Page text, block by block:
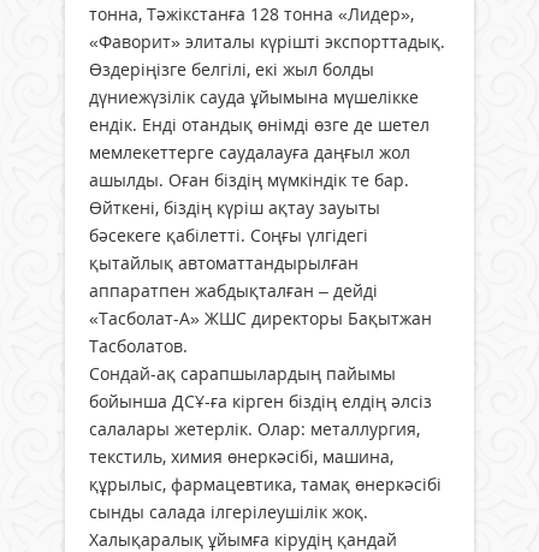
тонна, Тәжікстанға 128 тонна «Лидер»,
«Фаворит» элиталы күрішті экспорттадық.
Өздеріңізге белгілі, екі жыл болды
дүниежүзілік сауда ұйымына мүшелікке
ендік. Енді отандық өнімді өзге де шетел
мемлекеттерге саудалауға даңғыл жол
ашылды. Оған біздің мүмкіндік те бар.
Өйткені, біздің күріш ақтау зауыты
бәсекеге қабілетті. Соңғы үлгідегі
қытайлық автоматтандырылған
аппаратпен жабдықталған – дейді
«Тасболат-А» ЖШС директоры Бақытжан
Тасболатов.
Сондай-ақ сарапшылардың пайымы
бойынша ДСҰ-ға кірген біздің елдің әлсіз
салалары жетерлік. Олар: металлургия,
текстиль, химия өнеркәсібі, машина,
құрылыс, фармацевтика, тамақ өнеркәсібі
сынды салада ілгерілеушілік жоқ.
Халықаралық ұйымға кірудің қандай